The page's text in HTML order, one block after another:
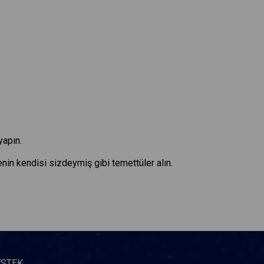
kendisi sizdeymiş gibi temettüler alın.